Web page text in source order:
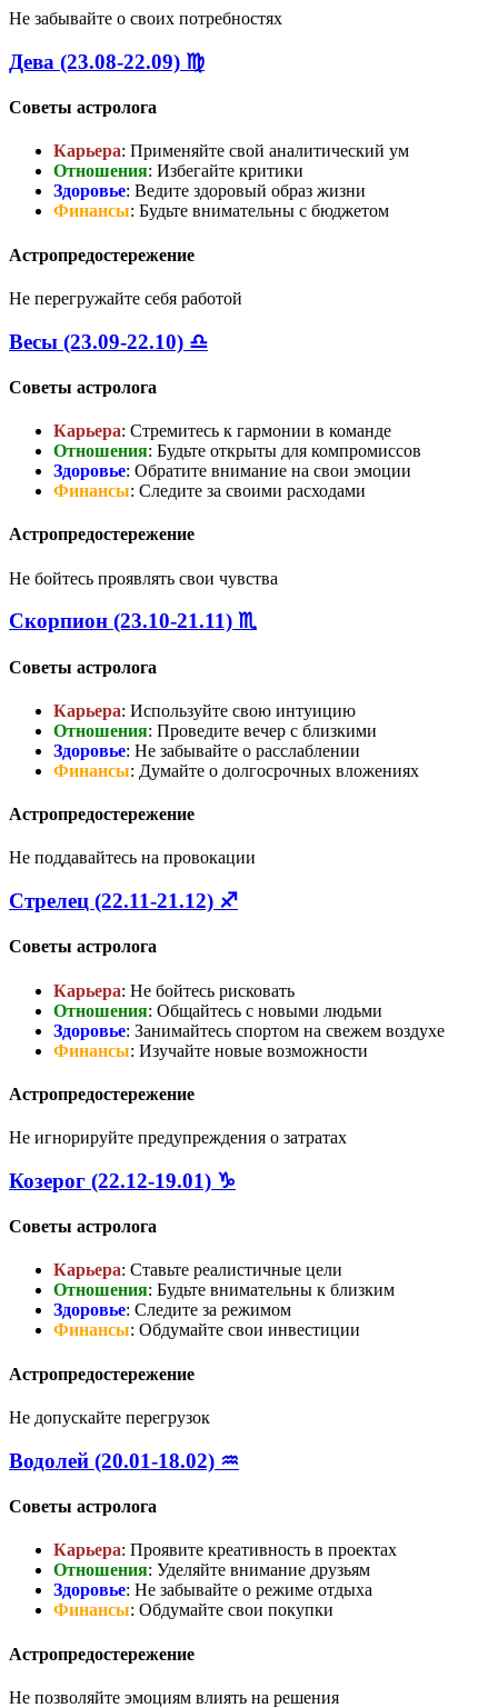
Не забывайте о своих потребностях
Дева (23.08-22.09) ♍
Советы астролога
Карьера: Применяйте свой аналитический ум
Отношения: Избегайте критики
Здоровье: Ведите здоровый образ жизни
Финансы: Будьте внимательны с бюджетом
Астропредостережение
Не перегружайте себя работой
Весы (23.09-22.10) ♎
Советы астролога
Карьера: Стремитесь к гармонии в команде
Отношения: Будьте открыты для компромиссов
Здоровье: Обратите внимание на свои эмоции
Финансы: Следите за своими расходами
Астропредостережение
Не бойтесь проявлять свои чувства
Скорпион (23.10-21.11) ♏
Советы астролога
Карьера: Используйте свою интуицию
Отношения: Проведите вечер с близкими
Здоровье: Не забывайте о расслаблении
Финансы: Думайте о долгосрочных вложениях
Астропредостережение
Не поддавайтесь на провокации
Стрелец (22.11-21.12) ♐
Советы астролога
Карьера: Не бойтесь рисковать
Отношения: Общайтесь с новыми людьми
Здоровье: Занимайтесь спортом на свежем воздухе
Финансы: Изучайте новые возможности
Астропредостережение
Не игнорируйте предупреждения о затратах
Козерог (22.12-19.01) ♑
Советы астролога
Карьера: Ставьте реалистичные цели
Отношения: Будьте внимательны к близким
Здоровье: Следите за режимом
Финансы: Обдумайте свои инвестиции
Астропредостережение
Не допускайте перегрузок
Водолей (20.01-18.02) ♒
Советы астролога
Карьера: Проявите креативность в проектах
Отношения: Уделяйте внимание друзьям
Здоровье: Не забывайте о режиме отдыха
Финансы: Обдумайте свои покупки
Астропредостережение
Не позволяйте эмоциям влиять на решения